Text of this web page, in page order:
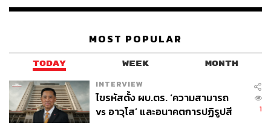
ไม่แน่นอนเหล่านี้ อย่าลืมปรับแนวทางการลงทุนให้
ดำเนินอยู่ เหตุการณ์เหล่านี้อาจทำให้เกิดความผันผวนใน
ระยะสั้น แต่กลยุทธ์ที่รอบคอบและหลากหลาย รวมกับการ
วิเคราะห์เชิงปริมาณ สามารถช่วยให้จัดการกับความท้าทาย
เหล่านี้ได้ดีขึ้น ในช่วงเวลาแห่งความไม่แน่นอน ความรู้ และ
ข้อมูลจะเป็นเพื่อนร่วมทางที่ดี ที่จะช่วยกำหนดตัวเลือกและ
แนวทางการลงทุนที่ชาญฉลาด เพื่อตอบสนองต่อเหตุการณ์
เหล่านั้นได้
MOST POPULAR
TODAY WEEK MONTH
INTERVIEW
ไขรหัสตั้ง ผบ.ตร. ‘ความสามารถ
vs อาวุโส’ และอนาคตการปฏิรูปสี
1